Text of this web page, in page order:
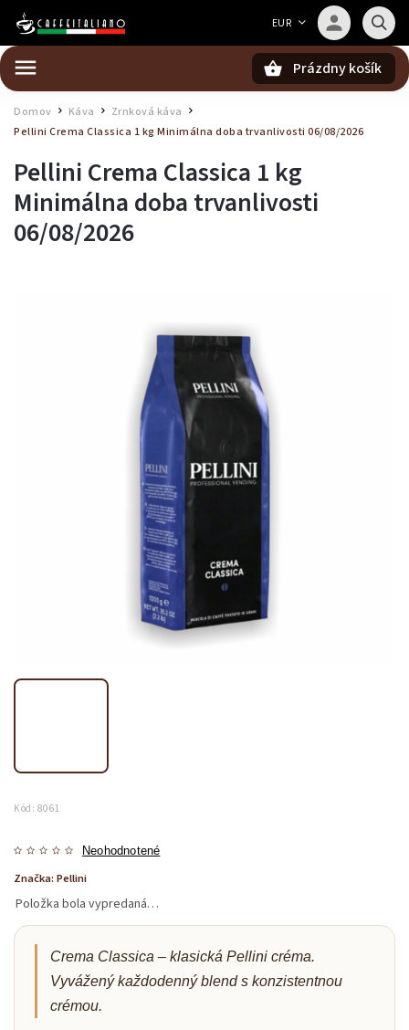
EUR
Prázdny košík
Domov Káva Zrnková káva
Pellini Crema Classica 1 kg Minimálna doba trvanlivosti 06/08/2026
Pellini Crema Classica 1 kg
Minimálna doba trvanlivosti
06/08/2026
Kód: 8061
Neohodnotené
Značka: Pellini
Položka bola vypredaná…
Crema Classica – klasická Pellini créma.
Vyvážený každodenný blend s konzistentnou
crémou.
Barista — poradca Caffeitaliano